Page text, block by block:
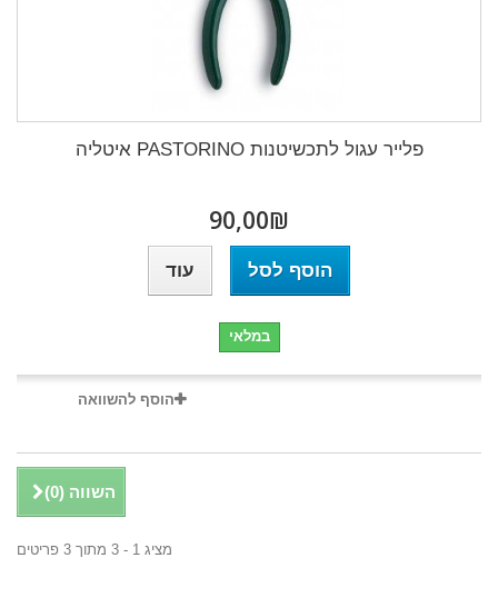
פלייר עגול לתכשיטנות PASTORINO איטליה
₪‎90,00
הוסף לסל עוד
במלאי
הוסף להשוואה
השווה (0
)
מציג 1 - 3 מתוך 3 פריטים